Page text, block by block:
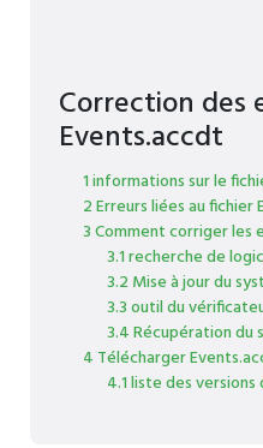
Correction des
Events.accdt
1 informations sur le
2 Erreurs liées au fichier
3 Comment corriger les
3.1 recherche de
3.2 Mise à jour du
3.3 outil du
3.4 Récupération du
4 Télécharger
4.1 liste des